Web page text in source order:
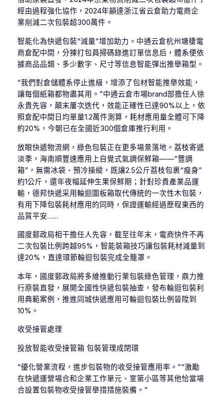
經由過程強化協作，2024年韻達浙江省云倉助力電商企
業削減二次包裝超300萬件。
智能化為快遞包裝“減量”增加助力。中通云倉杭州塘棲電
商倉配中間，分揀打包員掃碼錄進訂單信息后，體系便依
據商品品類、多少數字、尺寸等信息智能彈出推舉箱型。
“我們對倉儲體系停止進級，增添了包材智能推舉效能，
讓每個紙箱都物盡其用。”中通云倉市場brand部擔任人徐
永貴先容，顛末屢次迭代，效能正確性已達90%以上，依
照倉配中間日均單量1.2萬件測算，耗材應用量全體可下降
約20%，今朝已在全國近300個倉庫推行利用。
放眼快遞物流網，綠色包裝正在更多場景落地。荔枝寄遞
淡季，海南順豐速應用上自覺式氣調保鮮箱——“豐調
箱”，無需冰袋、預冷操縱，既讓2.5公斤荔枝包裹“瘦身”
約1公斤，還年夜幅延伸生果保鮮期；針對珍貴產業品運
輸，德邦快遞采用輪迴圍板箱取代傳統的一次性木包裝，
有用下降包裝耗材應用的同時，保證運輸經過歷程東西的
品質平安……
國度郵政局相干擔任人先容，截至往年末，電商快件不再
二次包裝比例跨越95%，智能裝箱技巧讓包裝耗材減量到
達20%，直達環節輪迴包裝完成全籠罩。
本年，國度郵政局將多維推動行業包裝綠色管理，鼎力推
行原裝直發，展開全國性快遞包裝抽查，發布輪迴包裝利
用典範案例，推進同城快遞應用可輪迴包裝比例晉陞到
10%。
收受接管處理
投放智能收受接管箱 包裝管理成閉環
“優化營業流程，進步包裝物的收受接管應用率。”“激勵
在快遞運營場合和企業工作單元、室第小區等其他恰當場
合設置包裝物收受接管舉措措施裝備。”